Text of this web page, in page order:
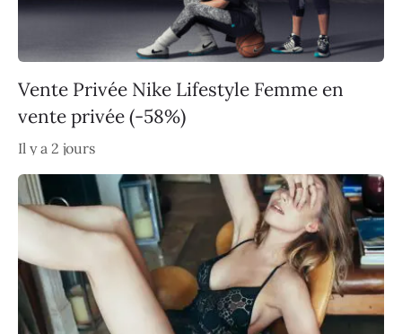
Vente Privée Nike Lifestyle Femme en
vente privée (-58%)
Il y a 2 jours